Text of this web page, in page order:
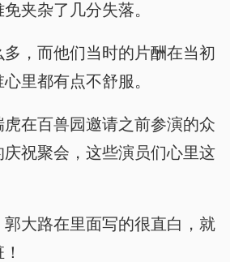
夹杂了几分失落。
，而他们当时的片酬在当初
里都有点不舒服。
在百兽园邀请之前参演的众
祝聚会，这些演员们心里这
大路在里面写的很直白，就